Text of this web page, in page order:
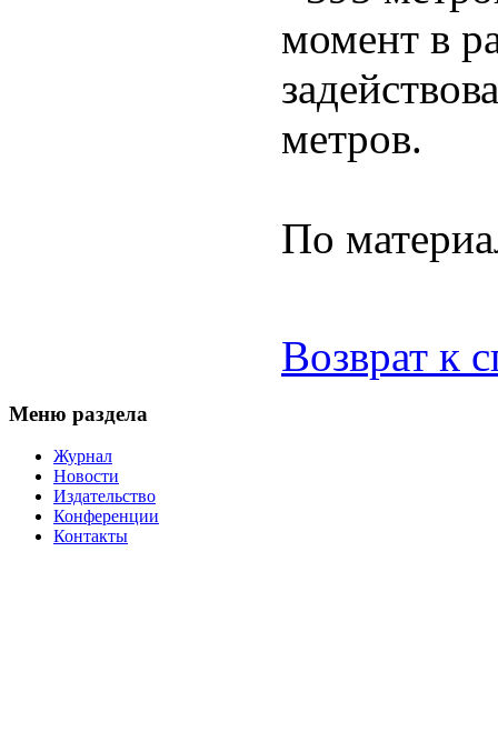
момент в
метров.
По
Возврат к
Меню раздела
Журнал
Новости
Издательство
Конференции
Контакты